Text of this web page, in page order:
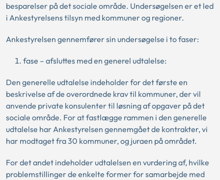
besparelser på det sociale område. Undersøgelsen er et led
i Ankestyrelsens tilsyn med kommuner og regioner.
Ankestyrelsen gennemfører sin undersøgelse i to faser:
fase – afsluttes med en generel udtalelse:
Den generelle udtalelse indeholder for det første en
beskrivelse af de overordnede krav til kommuner, der vil
anvende private konsulenter til løsning af opgaver på det
sociale område. For at fastlægge rammen i den generelle
udtalelse har Ankestyrelsen gennemgået de kontrakter, vi
har modtaget fra 30 kommuner, og juraen på området.
For det andet indeholder udtalelsen en vurdering af, hvilke
problemstillinger de enkelte former for samarbejde med